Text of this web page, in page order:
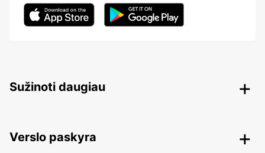
Sužinoti daugiau
Verslo paskyra